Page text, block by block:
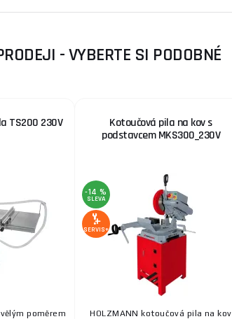
- VYBERTE SI PODOBNÉ
TS200 230V
poměrem
Kotoučová pila na kov s
podstavcem MKS300_230V
-14 %
SLEVA
SERVIS+
HOLZMANN kotoučová pila na kov